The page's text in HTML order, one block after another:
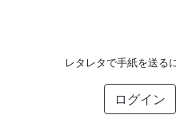
レタレタで手紙を送る
ログイン